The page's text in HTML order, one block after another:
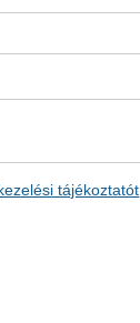
tájékoztatót